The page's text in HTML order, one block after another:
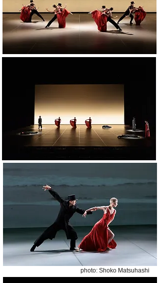
​photo: Shoko Matsuhashi